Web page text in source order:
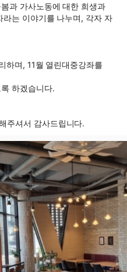
과 가사노동에 대한 희생과
는 이야기를 나누며, 각자 자
하며, 11월 열린대중강좌를
하겠습니다.
주셔서 감사드립니다.